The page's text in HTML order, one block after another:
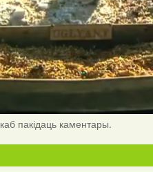
каб пакідаць каментары.